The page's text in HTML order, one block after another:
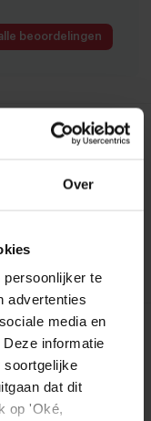
Over
persoonlijker te
advertenties
media en
informatie
soortgelijke
dat dit
op 'Oké,
beoordelingen